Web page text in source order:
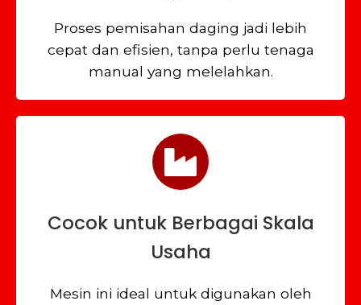
Proses pemisahan daging jadi lebih
cepat dan efisien, tanpa perlu tenaga
manual yang melelahkan.
Cocok untuk Berbagai Skala
Usaha
Mesin ini ideal untuk digunakan oleh